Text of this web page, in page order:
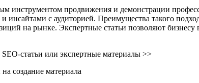
инструментом продвижения и демонстрации
с аудиторией. Преимущества такого
на рынке. Экспертные статьи позволяют
статьи или экспертные материалы >>